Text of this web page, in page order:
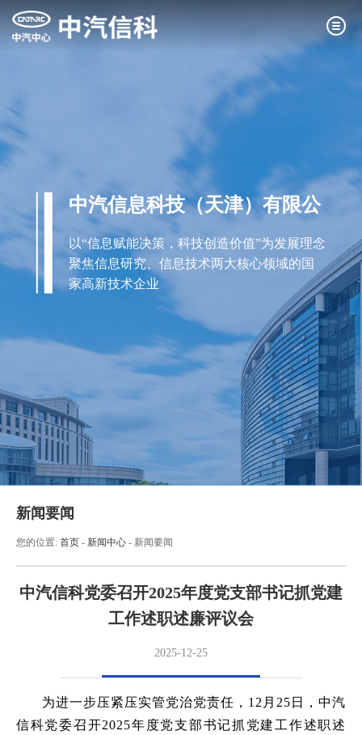
中汽信息科技（天津）有限公
以“信息赋能决策，科技创造价值”为发展理念
聚焦信息研究、信息技术两大核心领域的国
家高新技术企业
新闻要闻
您的位置: 首页 - 新闻中心 - 新闻要闻
中汽信科党委召开2025年度党支部书记抓党建
工作述职述廉评议会
2025-12-25
为进一步压紧压实管党治党责任，12月25日，中汽
信科党委召开2025年度党支部书记抓党建工作述职述